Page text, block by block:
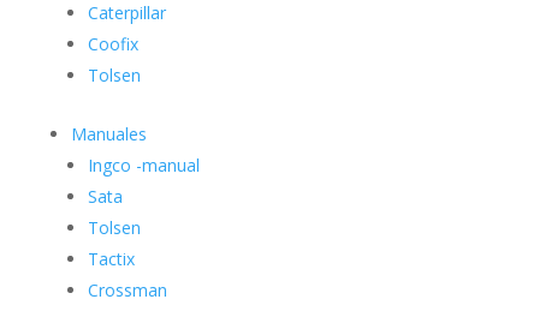
Caterpillar
Coofix
Tolsen
Manuales
Ingco -manual
Sata
Tolsen
Tactix
Crossman